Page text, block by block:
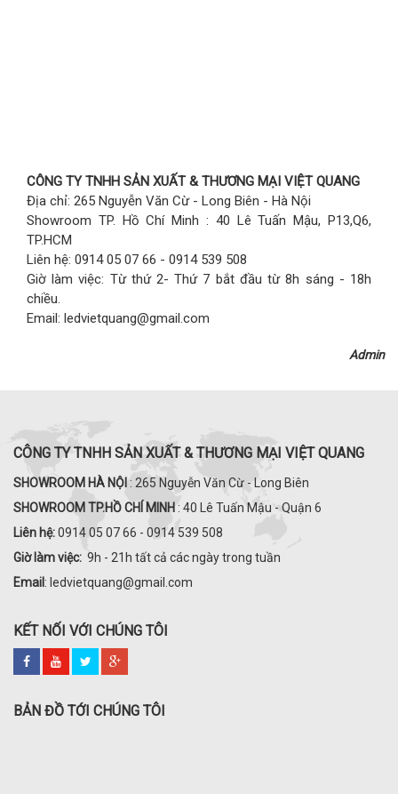
CÔNG TY TNHH SẢN XUẤT & THƯƠNG MẠI VIỆT QUANG
Địa chỉ: 265 Nguyễn Văn Cừ - Long Biên - Hà Nội
Showroom TP. Hồ Chí Minh : 40 Lê Tuấn Mậu, P13,Q6,
TP.HCM
Liên hệ: 0914 05 07 66 - 0914 539 508
Giờ làm việc: Từ thứ 2- Thứ 7 bắt đầu từ 8h sáng - 18h
chiều.
Email: ledvietquang@gmail.com
Admin
CÔNG TY TNHH SẢN XUẤT & THƯƠNG MẠI VIỆT QUANG
SHOWROOM HÀ NỘI : 265 Nguyễn Văn Cừ - Long Biên
SHOWROOM TP.HỒ CHÍ MINH : 40 Lê Tuấn Mậu - Quận 6
Liên hệ:0914 05 07 66 - 0914 539 508
Giờ làm việc: 9h - 21h tất cả các ngày trong tuần
Email : ledvietquang@gmail.com
KẾT NỐI VỚI CHÚNG TÔI
BẢN ĐỒ TỚI CHÚNG TÔI